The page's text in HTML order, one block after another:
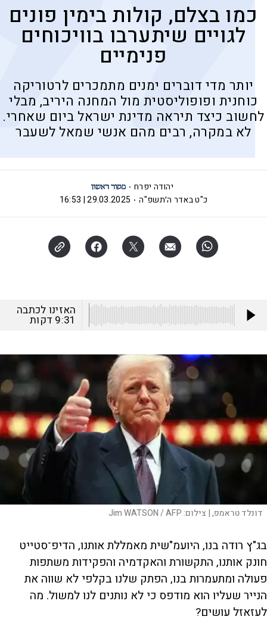
כמו בצלם, קולות בימין פונים
לגויים שיתערבו בוויכוחים
פנימיים
יותר מדי דוברים ימנים מתמכרים לרטוריקה
כוחנית ופופוליסטית מול המחנה היריב, מבלי
לחשוב כיצד תיראה מדינת ישראל ביום שאחרי.
לא במקרה, רבים מהם אנשי שמאל לשעבר
יהודה יפרח
כ"ט באדר ה׳תשפ"ה
29.03.2025 | 16:53
האזינו לכתבה
9:31 דקות
דונלד טראמפ, | צילום:Jim WATSON / AFP
בג"ץ רודה בנו, היועמ"שית מאמללת אותנו, הדיפ־סטייט
חונק אותנו, התקשורת והאקדמיה והפקידות משתפות
פעולה ומתעמרות בנו, הפתק שלנו בקלפי לא שווה את
הנייר שעליו הוא מודפס כי לא נותנים לנו למשול. מה
לעזאזל עושים?